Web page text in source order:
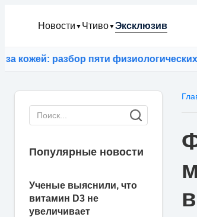
Новости ▼ Чтиво▼Эксклюзив
разбор пяти физиологических
Популярные новости
Ученые выяснили, что
витамин D3 не
увеличивает